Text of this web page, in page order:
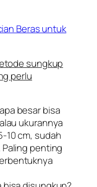
Beras untuk
sungkup
perlu
besar bisa
ukurannya
10 cm, sudah
penting